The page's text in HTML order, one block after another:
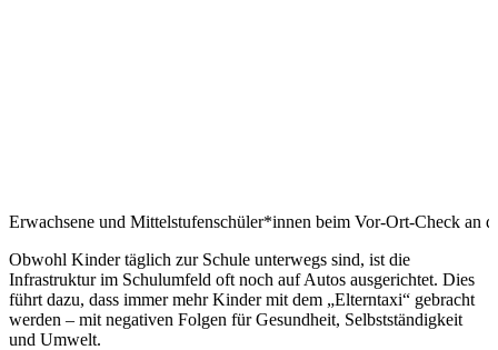
Erwachsene und Mittelstufenschüler*innen beim Vor-Ort-Check an
Obwohl Kinder täglich zur Schule unterwegs sind, ist die
Infrastruktur im Schulumfeld oft noch auf Autos ausgerichtet. Dies
führt dazu, dass immer mehr Kinder mit dem „Elterntaxi“ gebracht
werden – mit negativen Folgen für Gesundheit, Selbstständigkeit
und Umwelt.